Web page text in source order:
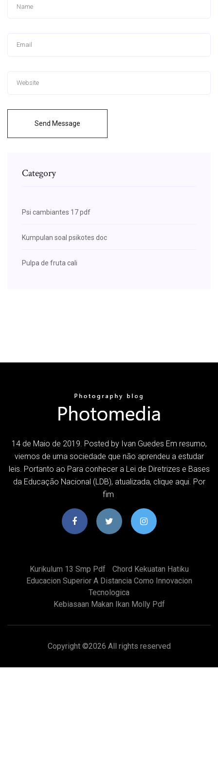
Send Message
Category
Psi cambiantes 17 pdf
Kumpulan soal psikotes doc
Pulpa de fruta cali
14 de Maio de 2019. Posted by Ivan Guedes Em resumo,
viemos de uma sociedade que não aprendeu a estudar
leis. Portanto ao Para conhecer a Lei de Diretrizes e Bases
da Educação Nacional (LDB), atualizada, clique aqui. Por
fim
Kurikulum 13 Smp Pdf
Chord Kekuatan Hatiku
Educacion Superior A Distancia Como Innovacion
Tecnologica
Kebiasaan Makan Ikan Molly Pdf
Copyright ©2026 All rights reserved